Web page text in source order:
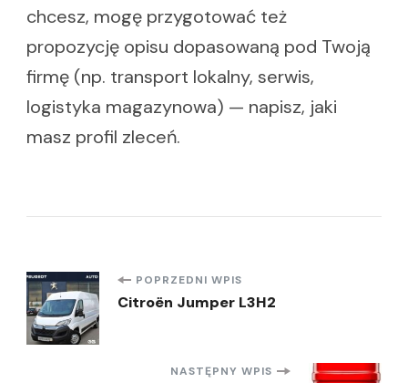
chcesz, mogę przygotować też
propozycję opisu dopasowaną pod Twoją
firmę (np. transport lokalny, serwis,
logistyka magazynowa) — napisz, jaki
masz profil zleceń.
Nawigacja
wpisu
POPRZEDNI WPIS
Citroën Jumper L3H2
NASTĘPNY WPIS